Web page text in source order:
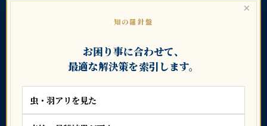
暮らしのトラブル大辞典シリーズ
×
知の羅針盤
お困り事に合わせて、
最適な解決策を索引します。
虫・羽アリを見た